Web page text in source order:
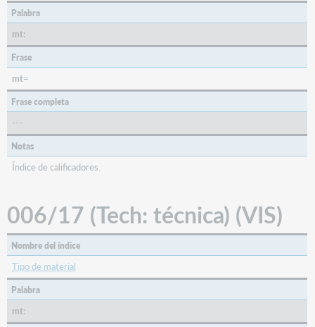
Palabra
mt:
Frase
mt=
Frase completa
---
Notas
Índice de calificadores.
006/17 (Tech: técnica) (VIS)
Nombre del índice
Tipo de material
Palabra
mt: